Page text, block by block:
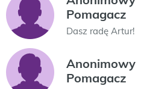
Pomagacz
Dasz radę Artur!
Anonimowy
Pomagacz